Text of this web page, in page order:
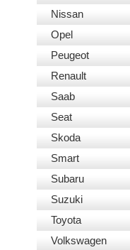
Nissan
Opel
Peugeot
Renault
Saab
Seat
Skoda
Smart
Subaru
Suzuki
Toyota
Volkswagen